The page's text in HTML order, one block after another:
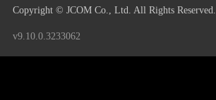
Copyright © JCOM Co., Ltd. All Rights Reserved.
v9.10.0.3233062